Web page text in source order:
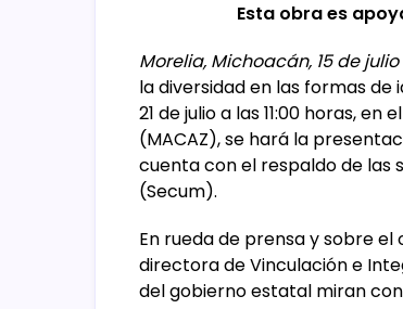
Esta obra es
Morelia, Michoacán, 15 de
la diversidad en las formas de
21 de julio a las 11:00 horas,
(MACAZ), se hará la
cuenta con el respaldo de las
(Secum).
En rueda de prensa y sobre
directora de Vinculación e
del gobierno estatal miran